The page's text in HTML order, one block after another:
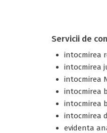
Servicii de
intocmirea
intocmirea
intocmirea
intocmirea
intocmirea
intocmirea
evidenta